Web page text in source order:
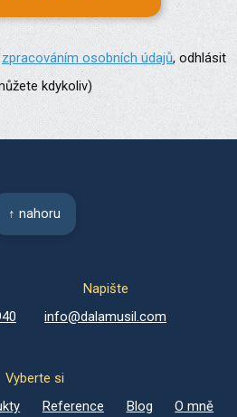
zpracováním osobních údajů, odhlásit
kdykoliv)
↑ nahoru
Napište
info@dalamusil.com
Vyberte si
Reference Blog
O mně